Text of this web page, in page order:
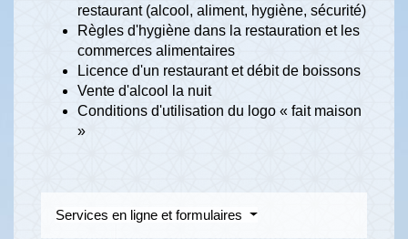
restaurant (alcool, aliment, hygiène, sécurité)
Règles d'hygiène dans la restauration et les
commerces alimentaires
Licence d'un restaurant et débit de boissons
Vente d'alcool la nuit
Conditions d'utilisation du logo « fait maison
»
Services en ligne et formulaires